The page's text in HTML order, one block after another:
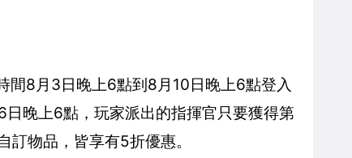
間8月3日晚上6點到8月10日晚上6點登入
晚上6點，玩家派出的指揮官只要獲得第
物品，皆享有5折優惠。